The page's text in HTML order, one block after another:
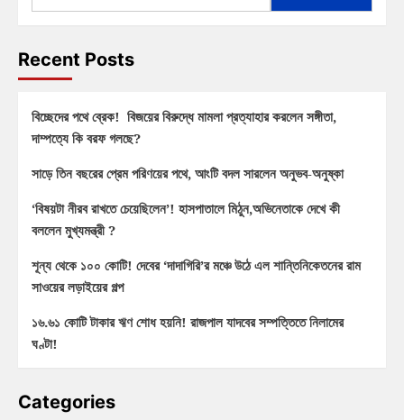
Recent Posts
বিচ্ছেদের পথে ব্রেক! বিজয়ের বিরুদ্ধে মামলা প্রত্যাহার করলেন সঙ্গীতা,
দাম্পত্যে কি বরফ গলছে?
সাড়ে তিন বছরের প্রেম পরিণয়ের পথে, আংটি বদল সারলেন অনুভব-অনুষ্কা
‘বিষয়টা নীরব রাখতে চেয়েছিলেন’! হাসপাতালে মিঠুন,অভিনেতাকে দেখে কী
বললেন মুখ্যমন্ত্রী ?
শূন্য থেকে ১০০ কোটি! দেবের ‘দাদাগিরি’র মঞ্চে উঠে এল শান্তিনিকেতনের রাম
সাওয়ের লড়াইয়ের গল্প
১৬.৬১ কোটি টাকার ঋণ শোধ হয়নি! রাজপাল যাদবের সম্পত্তিতে নিলামের
ঘণ্টা!
Categories